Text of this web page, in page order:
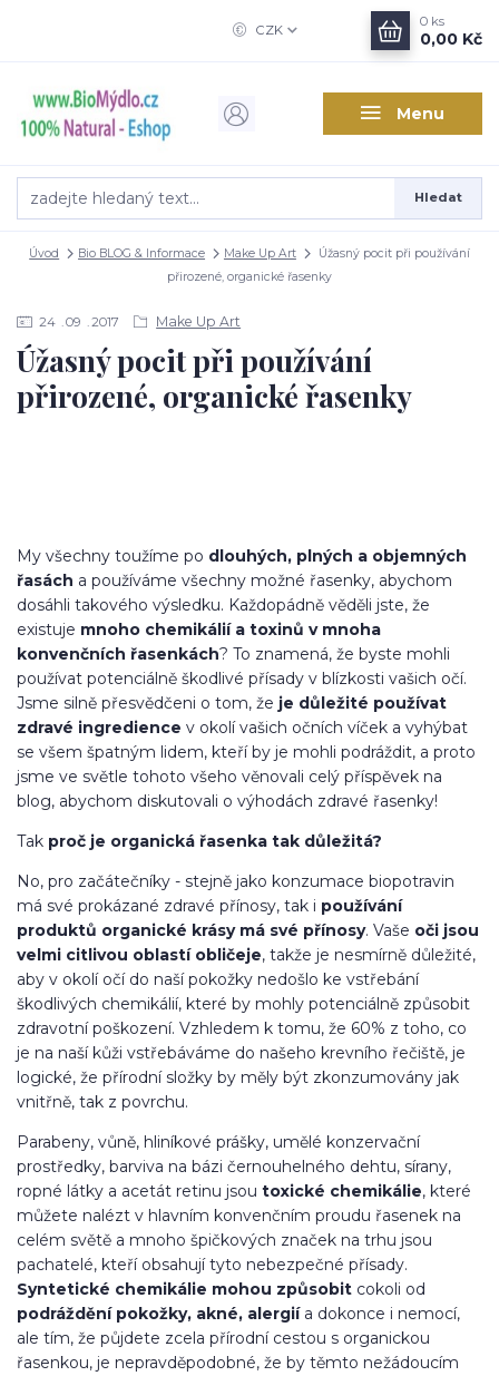
Menu
CZK
Hledat
0 ks
0,00 Kč
Úvod Bio BLOG & Informace Make Up Art
Úžasný pocit při používání
přirozené, organické řasenky
24 09 2017 Make Up Art
Úžasný pocit při používání
přirozené, organické řasenky
My všechny toužíme po dlouhých, plných a objemných
řasách a používáme všechny možné řasenky, abychom
dosáhli takového výsledku. Každopádně věděli jste, že
existuje mnoho chemikálií a toxinů v mnoha
konvenčních řasenkách? To znamená, že byste mohli
používat potenciálně škodlivé přísady v blízkosti vašich očí.
Jsme silně přesvědčeni o tom, že je důležité používat
zdravé ingredience v okolí vašich očních víček a vyhýbat
se všem špatným lidem, kteří by je mohli podráždit, a proto
jsme ve světle tohoto všeho věnovali celý příspěvek na
blog, abychom diskutovali o výhodách zdravé řasenky!
Tak proč je organická řasenka tak důležitá?
No, pro začátečníky - stejně jako konzumace biopotravin
má své prokázané zdravé přínosy, tak i používání
produktů organické krásy má své přínosy. Vaše oči jsou
velmi citlivou oblastí obličeje, takže je nesmírně důležité,
aby v okolí očí do naší pokožky nedošlo ke vstřebání
škodlivých chemikálií, které by mohly potenciálně způsobit
zdravotní poškození. Vzhledem k tomu, že 60% z toho, co
je na naší kůži vstřebáváme do našeho krevního řečiště, je
logické, že přírodní složky by měly být zkonzumovány jak
vnitřně, tak z povrchu.
Parabeny, vůně, hliníkové prášky, umělé konzervační
prostředky, barviva na bázi černouhelného dehtu, sírany,
ropné látky a acetát retinu jsou toxické chemikálie, které
můžete nalézt v hlavním konvenčním proudu řasenek na
celém světě a mnoho špičkových značek na trhu jsou
pachatelé, kteří obsahují tyto nebezpečné přísady.
Syntetické chemikálie mohou způsobit cokoli od
podráždění pokožky, akné, alergiía dokonce i nemocí,
ale tím, že půjdete zcela přírodní cestou s organickou
řasenkou, je nepravděpodobné, že by těmto nežádoucím